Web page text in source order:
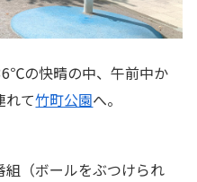
の快晴の中、午前中か
れて竹町公園へ。
（ボールをぶつけられ